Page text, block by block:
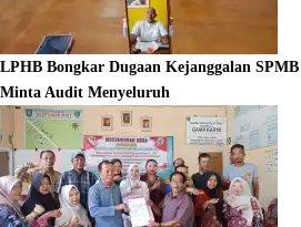
LPHB Bongkar Dugaan Kejanggalan
Minta Audit Menyeluruh